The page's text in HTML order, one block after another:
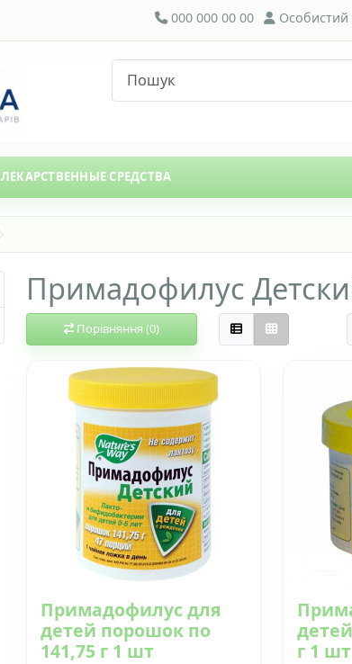
000 000 00 00 Особистий
ЛЕКАРСТВЕННЫЕ СРЕДСТВА
Примадофилус
Порівняння (0)
Примадофилус для
детей порошок по
141,75 г 1 шт
г 1 шт